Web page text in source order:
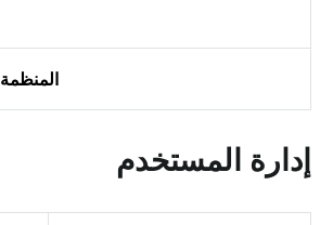
المنظمة
إدارة المستخدم